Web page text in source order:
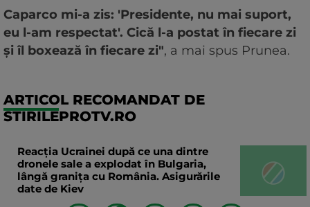
Caparco mi-a zis: 'Presidente, nu mai suport,
eu l-am respectat'. Cică l-a postat în fiecare zi
și îl boxează în fiecare zi", a mai spus Prunea.
ARTICOL RECOMANDAT DE
STIRILEPROTV.RO
Reacția Ucrainei după ce una dintre
dronele sale a explodat în Bulgaria,
lângă granița cu România. Asigurările
date de Kiev